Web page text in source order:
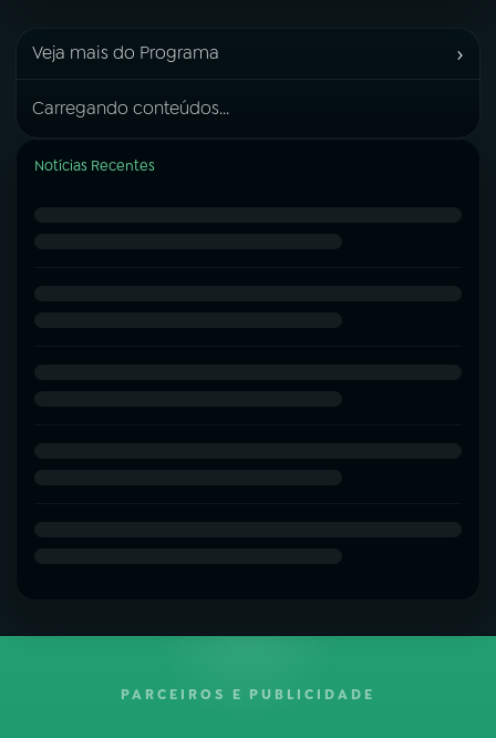
Veja mais do Programa ›
Carregando conteúdos...
Notícias Recentes
PARCEIROS E PUBLICIDADE